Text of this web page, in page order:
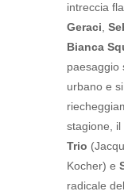
intreccia
Geraci
Bianca
paesaggio
urbano e
stagione, il
Trio
Kocher) e
radicale